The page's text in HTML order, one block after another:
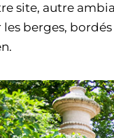
site, autre
berges,